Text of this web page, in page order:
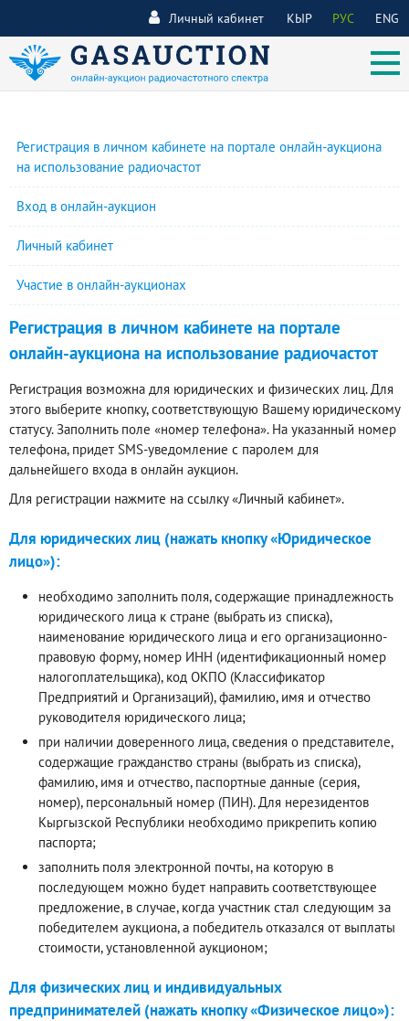
КЫР РУС ENG
Личный кабинет
Регистрация в личном кабинете на портале онлайн-аукциона
на использование радиочастот
Вход в онлайн-аукцион
Личный кабинет
Участие в онлайн-аукционах
Регистрация в личном кабинете на портале
онлайн-аукциона на использование радиочастот
Регистрация возможна для юридических и физических лиц. Для
этого выберите кнопку, соответствующую Вашему юридическому
статусу. Заполнить поле «номер телефона». На указанный номер
телефона, придет SMS-уведомление с паролем для
дальнейшего входа в онлайн аукцион.
Для регистрации нажмите на ссылку «Личный кабинет».
Для юридических лиц (нажать кнопку «Юридическое
лицо»):
необходимо заполнить поля, содержащие принадлежность
юридического лица к стране (выбрать из списка),
наименование юридического лица и его организационно-
правовую форму, номер ИНН (идентификационный номер
налогоплательщика), код ОКПО (Классификатор
Предприятий и Организаций), фамилию, имя и отчество
руководителя юридического лица;
при наличии доверенного лица, сведения о представителе,
содержащие гражданство страны (выбрать из списка),
фамилию, имя и отчество, паспортные данные (серия,
номер), персональный номер (ПИН). Для нерезидентов
Кыргызской Республики необходимо прикрепить копию
паспорта;
заполнить поля электронной почты, на которую в
последующем можно будет направить соответствующее
предложение, в случае, когда участник стал следующим за
победителем аукциона, а победитель отказался от выплаты
стоимости, установленной аукционом;
Для физических лиц и индивидуальных
предпринимателей (нажать кнопку «Физическое лицо»):